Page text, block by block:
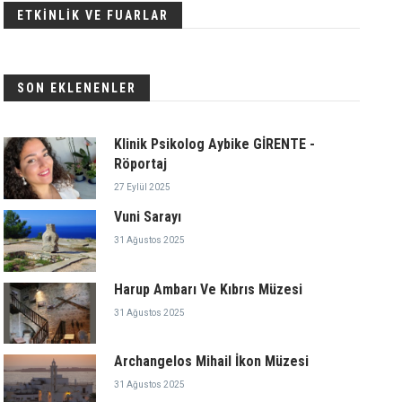
ETKİNLİK VE FUARLAR
SON EKLENENLER
Klinik Psikolog Aybike GİRENTE -
Röportaj
27 Eylül 2025
Vuni Sarayı
31 Ağustos 2025
Harup Ambarı Ve Kıbrıs Müzesi
31 Ağustos 2025
Archangelos Mihail İkon Müzesi
31 Ağustos 2025